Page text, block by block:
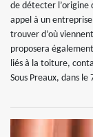
de détecter l’origine
appel à un
trouver d’où
proposera
liés à la toiture,
Sous Preaux, dans